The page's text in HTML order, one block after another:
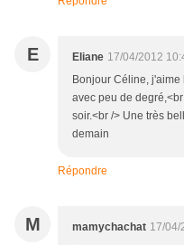
E Eliane 17/04/2012
Bonjour Céline,
avec peu de
soir.<br /> Une très
demain
Répondre
M mamychachat 17/04/